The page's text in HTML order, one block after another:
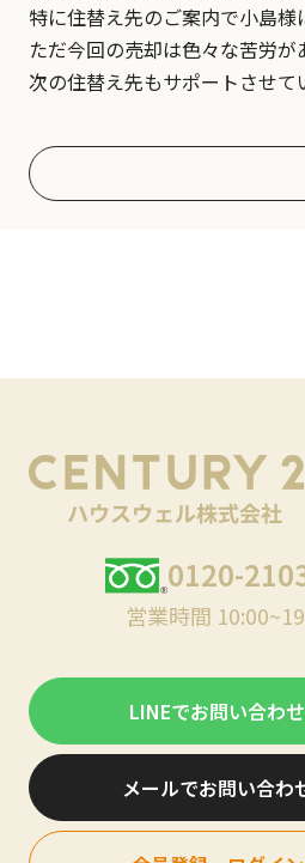
特に住替え先のご案内で小島様
ただ今回の売却は色々な苦労
次の住替え先もサポートさせて
0120-
営業時間
LINEでお問い合わせ
メールでお問い合わ